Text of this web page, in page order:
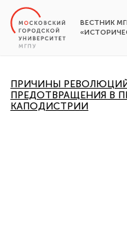
ВЕСТНИК
ПРИЧИНЫ
ПРЕДОТВРАЩЕНИЯ В
КАПОДИСТРИИ